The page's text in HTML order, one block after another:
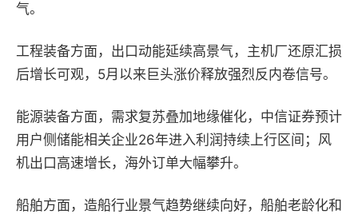
气。
工程装备方面， 出口动能延续高景气，主机厂还原汇损
后增长可观，5月以来巨头涨价释放强烈反内卷信号。
能源装备方面， 需求复苏叠加地缘催化， 中信证券预计
用户侧储能相关企业26年进入利润持续上行区间；风
机出口高速增长，海外订单大幅攀升。
船舶方面， 造船行业景气趋势继续向好，船舶老龄化和